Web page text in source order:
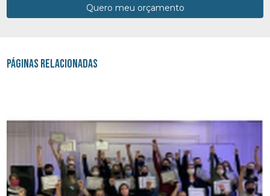
Quero meu orçamento
Páginas Relacionadas